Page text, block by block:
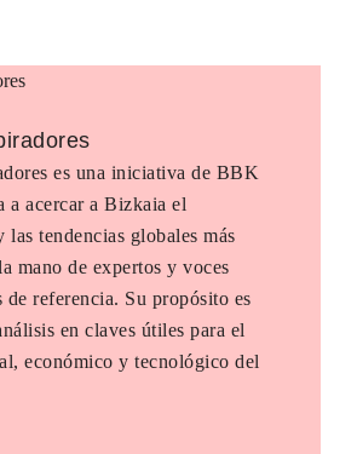
es una iniciativa de BBK
a acercar a Bizkaia el
las tendencias globales más
mano de expertos y voces
de referencia. Su propósito es
en claves útiles para el
económico y tecnológico del